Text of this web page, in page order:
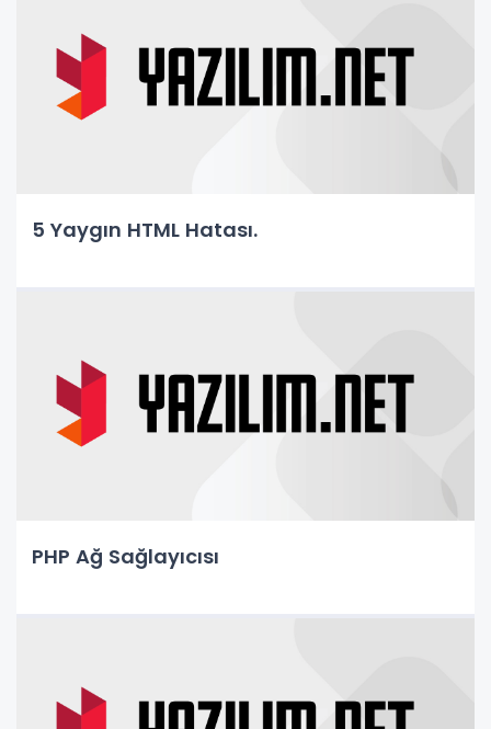
5 Yaygın HTML Hatası.
PHP Ağ Sağlayıcısı